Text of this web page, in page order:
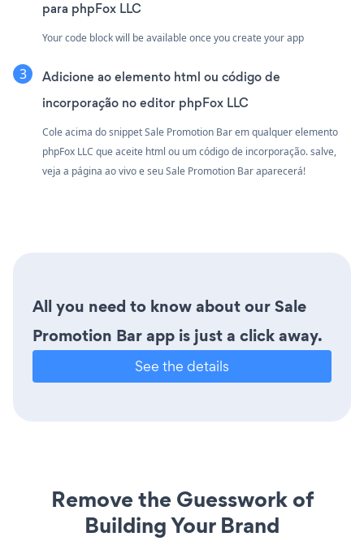
para phpFox LLC
Your code block will be available once you create your app
Adicione ao elemento html ou código de
incorporação no editor phpFox LLC
Cole acima do snippet Sale Promotion Bar em qualquer elemento
phpFox LLC que aceite html ou um código de incorporação. salve,
veja a página ao vivo e seu Sale Promotion Bar aparecerá!
All you need to know about our Sale
Promotion Bar app is just a click away.
See the details
Remove the Guesswork of
Building Your Brand